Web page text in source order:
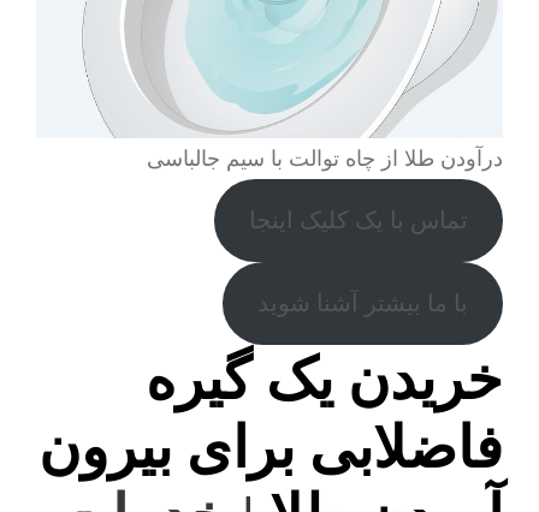
درآودن طلا از چاه توالت با سیم جالباسی
تماس با یک کلیک اینجا
با ما بیشتر آشنا شوید
خریدن یک گیره
فاضلابی برای بیرون